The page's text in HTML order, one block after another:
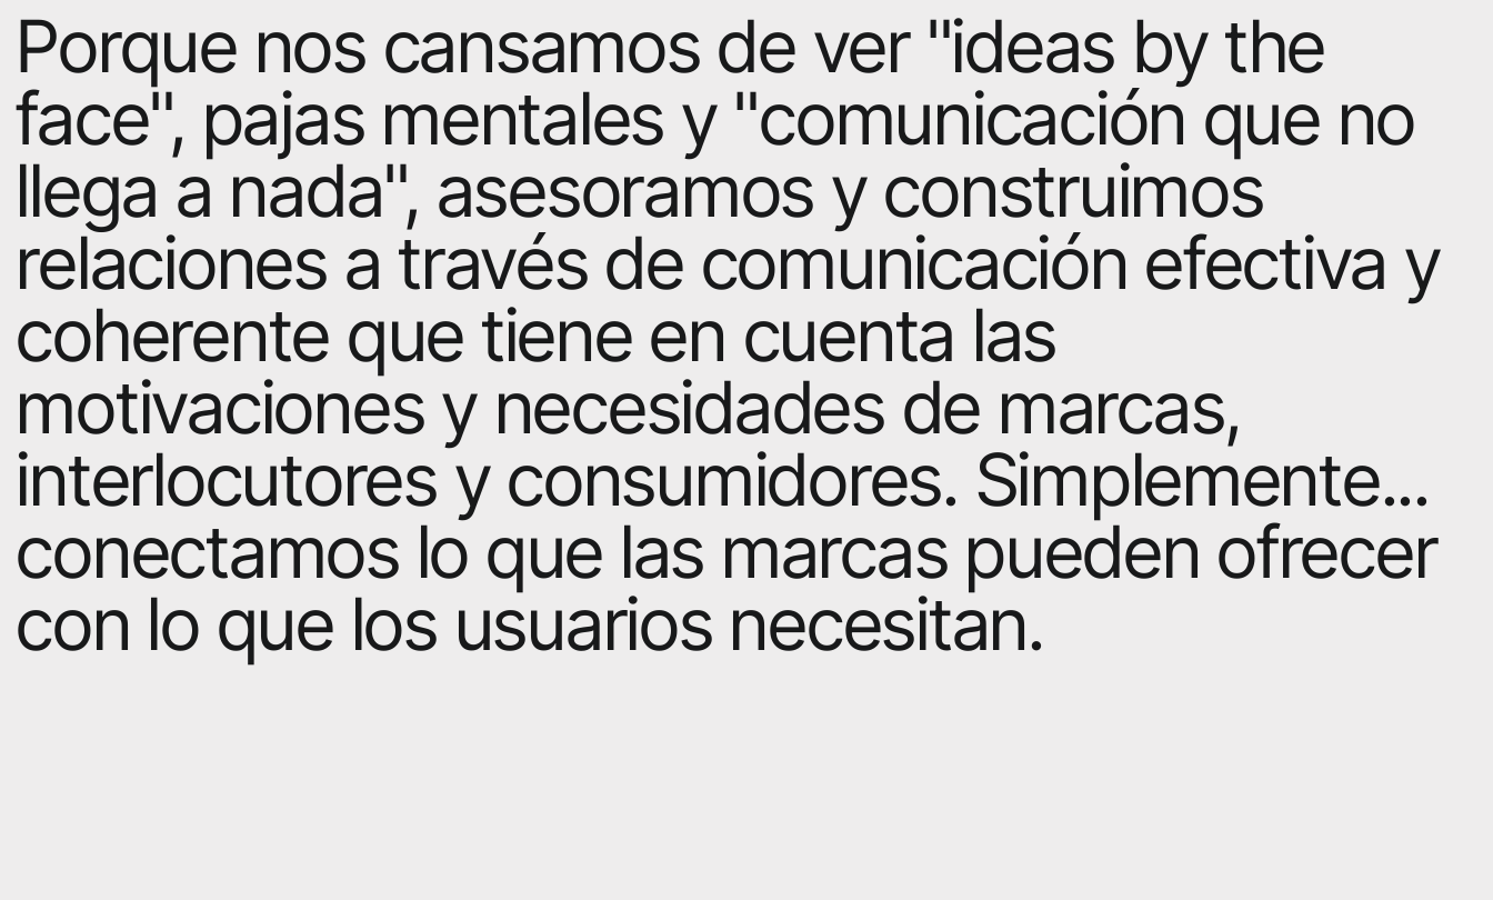
Porque nos cansamos de ver "ideas by the
face", pajas mentales y "comunicación que no
llega a nada", asesoramos y construimos
relaciones a través de comunicación efectiva y
coherente que tiene en cuenta las
motivaciones y necesidades de marcas,
interlocutores y consumidores. Simplemente...
conectamos lo que las marcas pueden ofrecer
con lo que los usuarios necesitan.